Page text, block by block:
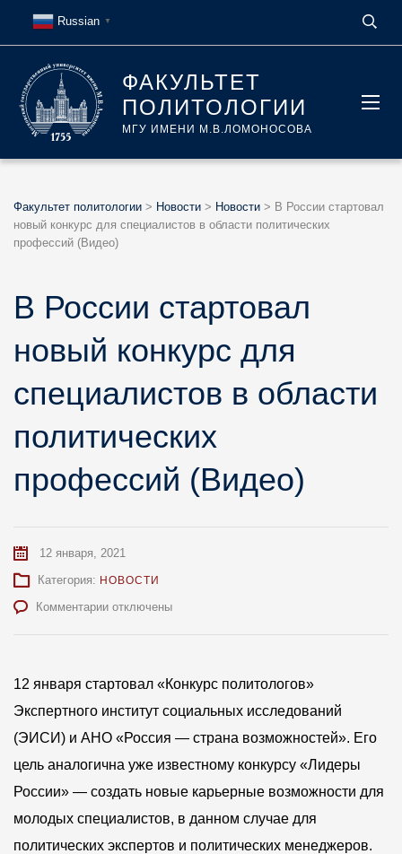
ФАКУЛЬТЕТ
ПОЛИТОЛОГИИ
МГУ ИМЕНИ М.В.ЛОМОНОСОВА
Факультет политологии > Новости > Новости > В России стартовал
новый конкурс для специалистов в области политических
профессий (Видео)
В России стартовал
новый конкурс для
специалистов в области
политических
профессий (Видео)
12 января, 2021
Категория: НОВОСТИ
Комментариик
стартовал
новый
конкурс
для
в
области
политических
профессий
(Видео)
отключены
12 января стартовал «Конкурс политологов»
Экспертного институт социальных исследований
(ЭИСИ) и АНО «Россия — страна возможностей». Его
цель аналогична уже известному конкурсу «Лидеры
России» — создать новые карьерные возможности для
молодых специалистов, в данном случае для
политических экспертов и политических менеджеров.
Russian ▼